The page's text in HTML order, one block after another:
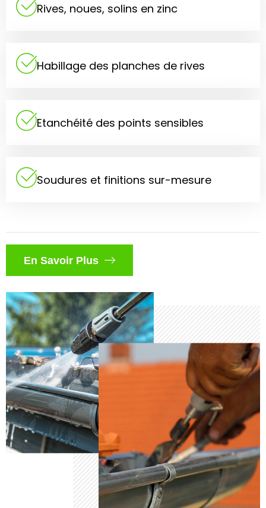
Rives, noues, solins en zinc
Habillage des planches de rives
Etanchéité des points sensibles
Soudures et finitions sur-mesure
En Savoir Plus